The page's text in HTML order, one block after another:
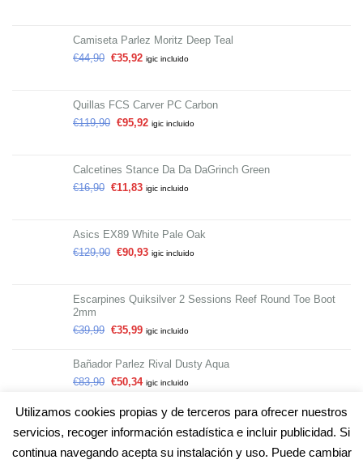
Camiseta Parlez Moritz Deep Teal
€44,90 €35,92 igic incluido
Quillas FCS Carver PC Carbon
€119,90 €95,92 igic incluido
Calcetines Stance Da Da DaGrinch Green
€16,90 €11,83 igic incluido
Asics EX89 White Pale Oak
€129,90 €90,93 igic incluido
Escarpines Quiksilver 2 Sessions Reef Round Toe Boot
2mm
€39,99 €35,99 igic incluido
Bañador Parlez Rival Dusty Aqua
€83,90 €50,34 igic incluido
Utilizamos cookies propias y de terceros para ofrecer nuestros
servicios, recoger información estadística e incluir publicidad. Si
continua navegando acepta su instalación y uso. Puede cambiar